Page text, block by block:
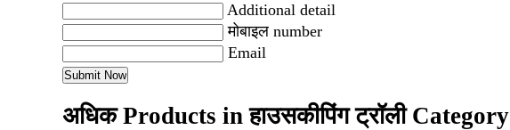
Additional detail
मोबाइल number
Email
अधिक Products in हाउसकीपिंग ट्रॉली Category